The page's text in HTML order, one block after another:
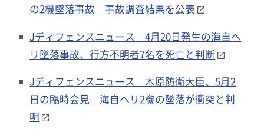
の2機墜落事故 事故調査結果を公表
Jディフェンスニュース｜4月20日発生の海自ヘ
リ墜落事故、行方不明者7名を死亡と判断
Jディフェンスニュース｜木原防衛大臣、5月2
日の臨時会見 海自ヘリ2機の墜落が衝突と判
明